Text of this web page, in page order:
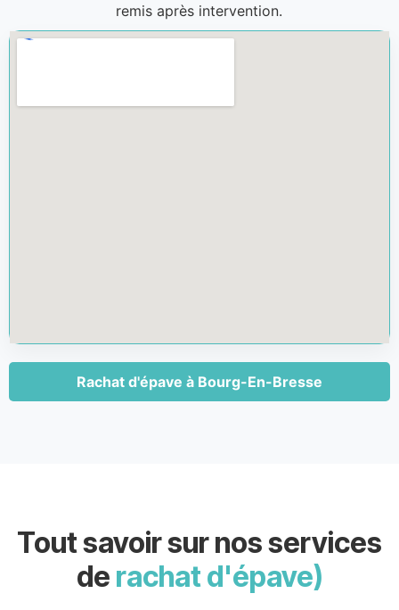
remis après intervention.
Rachat d'épave à Bourg-En-Bresse
Tout savoir sur nos services
de rachat d'épave)